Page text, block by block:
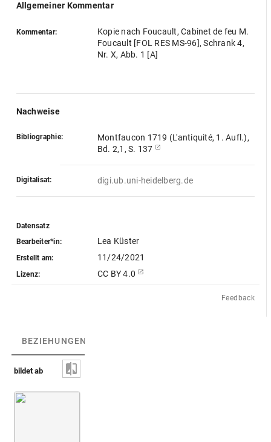
Allgemeiner Kommentar
Kommentar:
Kopie nach Foucault, Cabinet de feu M.
Foucault [FOL RES MS-96], Schrank 4,
Nr. X, Abb. 1 [A]
Nachweise
Bibliographie:
Montfaucon 1719 (L'antiquité, 1. Aufl.),
Bd. 2,1, S. 137
Digitalisat: digi.ub.uni-heidelberg.de
Datensatz
Bearbeiter*in:
Lea Küster
Erstellt am: 11/24/2021
Lizenz: CC BY 4.0
Feedback
BEZIEHUNGEN
bildet ab